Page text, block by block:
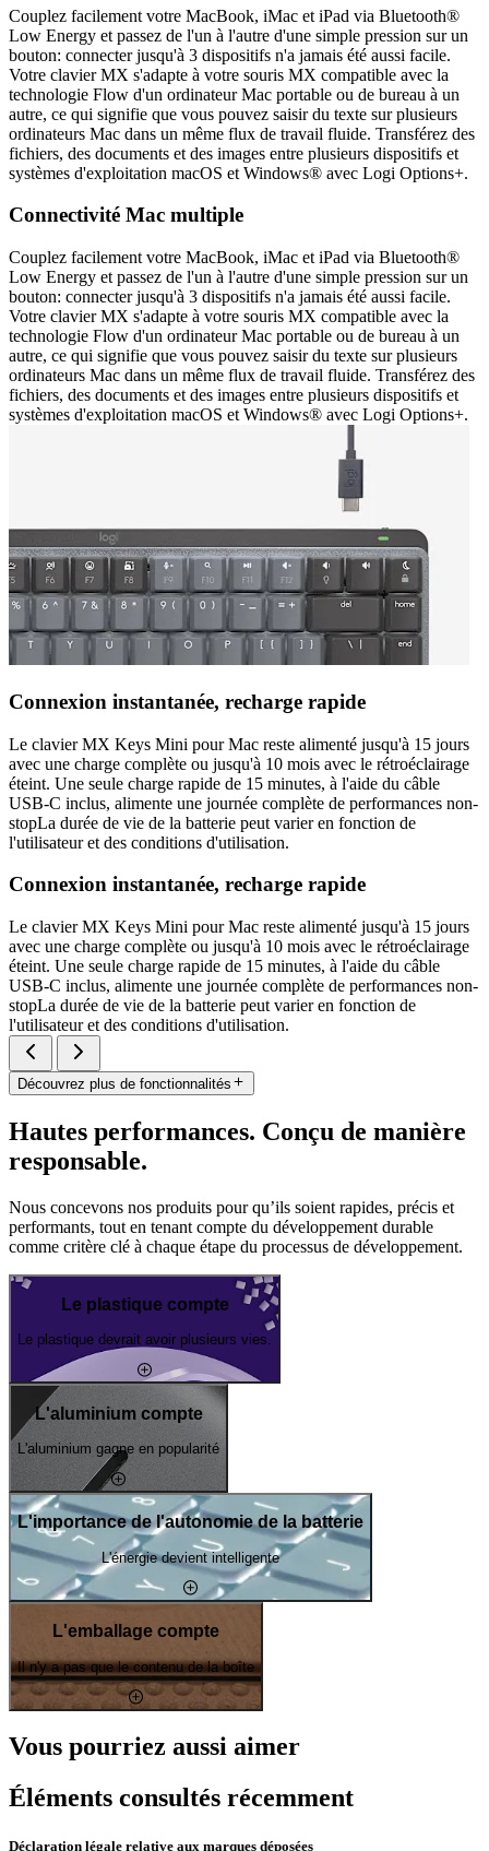
Couplez facilement votre MacBook, iMac et iPad via Bluetooth®
Low Energy et passez de l'un à l'autre d'une simple pression sur un
bouton: connecter jusqu'à 3 dispositifs n'a jamais été aussi facile.
Votre clavier MX s'adapte à votre souris MX compatible avec la
technologie Flow d'un ordinateur Mac portable ou de bureau à un
autre, ce qui signifie que vous pouvez saisir du texte sur plusieurs
ordinateurs Mac dans un même flux de travail fluide. Transférez des
fichiers, des documents et des images entre plusieurs dispositifs et
systèmes d'exploitation macOS et Windows® avec Logi Options+.
Connectivité Mac multiple
Couplez facilement votre MacBook, iMac et iPad via Bluetooth®
Low Energy et passez de l'un à l'autre d'une simple pression sur un
bouton: connecter jusqu'à 3 dispositifs n'a jamais été aussi facile.
Votre clavier MX s'adapte à votre souris MX compatible avec la
technologie Flow d'un ordinateur Mac portable ou de bureau à un
autre, ce qui signifie que vous pouvez saisir du texte sur plusieurs
ordinateurs Mac dans un même flux de travail fluide. Transférez des
fichiers, des documents et des images entre plusieurs dispositifs et
systèmes d'exploitation macOS et Windows® avec Logi Options+.
Connexion instantanée, recharge rapide
Le clavier MX Keys Mini pour Mac reste alimenté jusqu'à 15 jours
avec une charge complète ou jusqu'à 10 mois avec le rétroéclairage
éteint. Une seule charge rapide de 15 minutes, à l'aide du câble
USB-C inclus, alimente une journée complète de performances non-
stopLa durée de vie de la batterie peut varier en fonction de
l'utilisateur et des conditions d'utilisation.
Connexion instantanée, recharge rapide
Le clavier MX Keys Mini pour Mac reste alimenté jusqu'à 15 jours
avec une charge complète ou jusqu'à 10 mois avec le rétroéclairage
éteint. Une seule charge rapide de 15 minutes, à l'aide du câble
USB-C inclus, alimente une journée complète de performances non-
stopLa durée de vie de la batterie peut varier en fonction de
l'utilisateur et des conditions d'utilisation.
Découvrez plus de fonctionnalités
Hautes performances. Conçu de manière
responsable.
Nous concevons nos produits pour qu’ils soient rapides, précis et
performants, tout en tenant compte du développement durable
comme critère clé à chaque étape du processus de développement.
Le plastique compte
Le plastique devrait avoir plusieurs vies.
L'aluminium compte
L'aluminium gagne en popularité
L'importance de l'autonomie de la batterie
L'énergie devient intelligente
L'emballage compte
Il n'y a pas que le contenu de la boîte
Vous pourriez aussi aimer
Éléments consultés récemment
Déclaration légale relative aux marques déposées